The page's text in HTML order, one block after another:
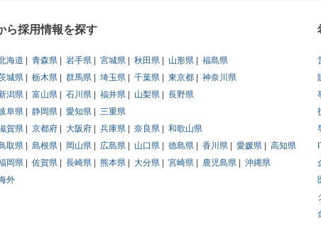
ら採用情報を探す
海道 青森県 岩手県 宮城県 秋田県 山形県
福島県
城県 栃木県 群馬県 埼玉県 千葉県 東京都
神奈川県
潟県 富山県 石川県 福井県 山梨県
長野県
阜県 静岡県 愛知県
三重県
賀県 京都府 大阪府 兵庫県 奈良県
和歌山県
取県 島根県 岡山県 広島県 山口県 徳島県 香川県 愛媛県
高知県
岡県 佐賀県 長崎県 熊本県 大分県 宮崎県 鹿児島県
沖縄県
外